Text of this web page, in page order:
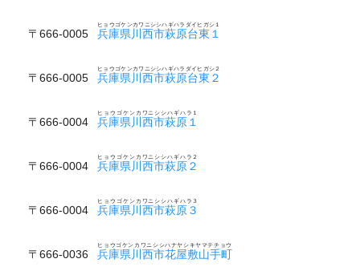
〒666-0005 兵庫県川西市萩原台東１
ヒョウゴケンカワニシシハギハラダイヒガシ１
〒666-0005 兵庫県川西市萩原台東２
ヒョウゴケンカワニシシハギハラダイヒガシ２
〒666-0004 兵庫県川西市萩原１
ヒョウゴケンカワニシシハギハラ１
〒666-0004 兵庫県川西市萩原２
ヒョウゴケンカワニシシハギハラ２
〒666-0004 兵庫県川西市萩原３
ヒョウゴケンカワニシシハギハラ３
〒666-0036 兵庫県川西市花屋敷山手町
ヒョウゴケンカワニシシハナヤシキヤマテチョウ